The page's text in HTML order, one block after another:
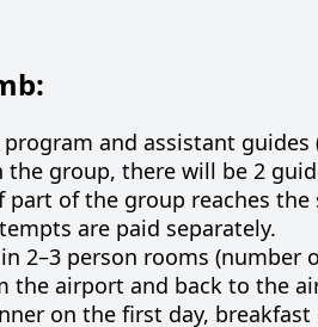
and assistant
group, there will be 2
of the group reaches
are paid separately.
2–3 person rooms
the airport and back to the
on the first day, breakfast